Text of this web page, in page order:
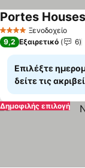
4 ΑστέριαΞενοδοχείο
Portes Houses
9,2 Εξαιρετικό 6
Επιλέξτε
δείτε τις
Δημοφιλής επιλογή